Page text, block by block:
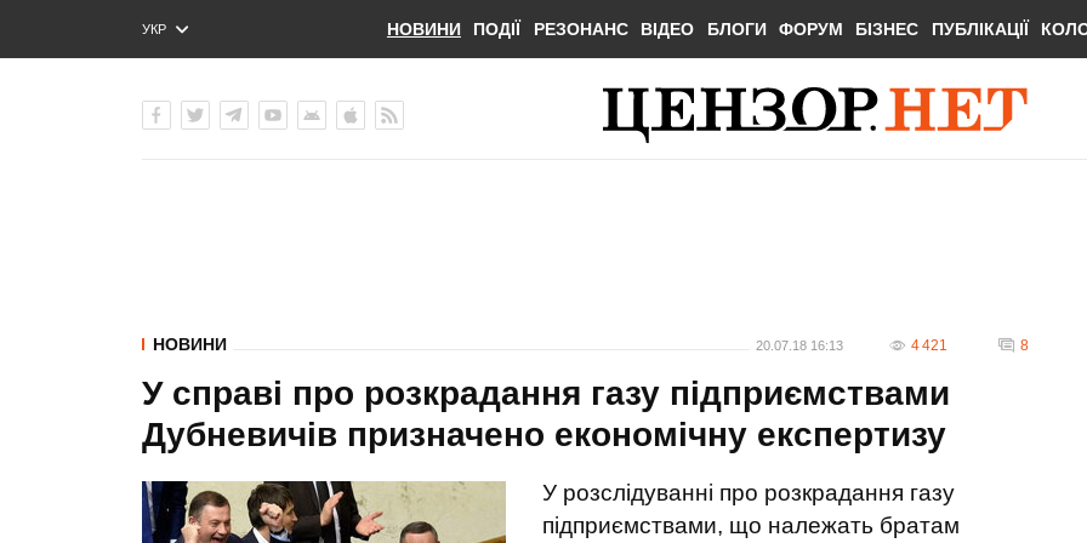
УКР
ENG
НОВИНИ ПОДІЇ РЕЗОНАНС ВІДЕО БЛОГИ ФОРУМ БІЗНЕС ПУБЛІКАЦІЇ
НОВИНИ 20.07.18 16:13 4 421 8
У справі про розкрадання газу підприємствами
Дубневичів призначено економічну експертизу
У розслідуванні про розкрадання газу
підприємствами, що належать братам